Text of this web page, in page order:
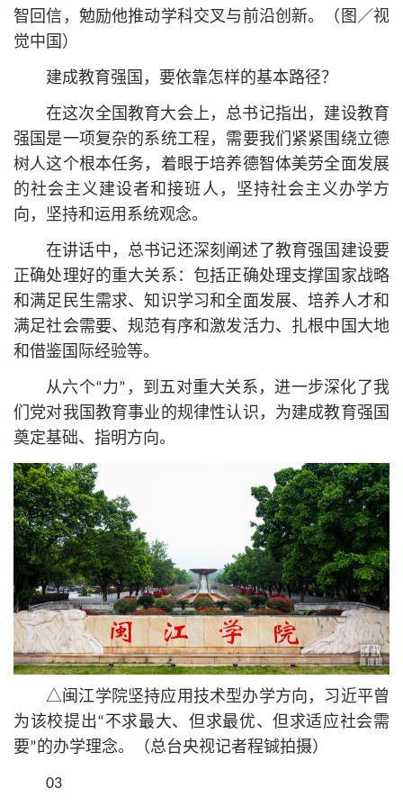
智回信，勉励他推动学科交叉与前沿创新。（图／视
觉中国）
建成教育强国，要依靠怎样的基本路径？
在这次全国教育大会上，总书记指出，建设教育
强国是一项复杂的系统工程，需要我们紧紧围绕立德
树人这个根本任务，着眼于培养德智体美劳全面发展
的社会主义建设者和接班人，坚持社会主义办学方
向，坚持和运用系统观念。
在讲话中，总书记还深刻阐述了教育强国建设要
正确处理好的重大关系：包括正确处理支撑国家战略
和满足民生需求、知识学习和全面发展、培养人才和
满足社会需要、规范有序和激发活力、扎根中国大地
和借鉴国际经验等。
从六个“力”，到五对重大关系，进一步深化了我
们党对我国教育事业的规律性认识，为建成教育强国
奠定基础、指明方向。
△闽江学院坚持应用技术型办学方向，习近平曾
为该校提出“不求最大、但求最优、但求适应社会需
要”的办学理念。（总台央视记者程铖拍摄）
03